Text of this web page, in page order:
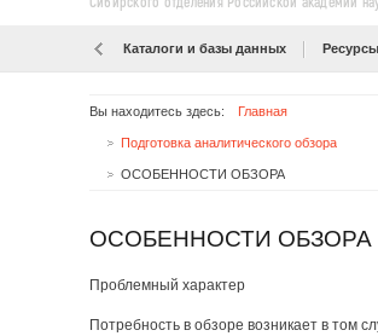
Каталоги и базы данных
Вы находитесь здесь: Главная
Подготовка аналитического обзора
ОСОБЕННОСТИ ОБЗОРА
ОСОБЕННОСТИ ОБЗОРА
Проблемный характер
Потребность в обзоре возникает в том